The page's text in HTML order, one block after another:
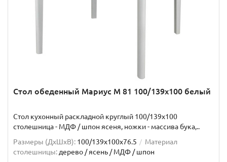
Стол обеденный Мариус М 81 100/139х100 белый
Стол кухонный раскладной круглый 100/139х100
столешница - МДФ / шпон ясеня, ножки - массива бука,..
Размеры (ДхШxВ): 100/139х100х76.5
Материал
столешницы: дерево / ясень / МДФ / шпон